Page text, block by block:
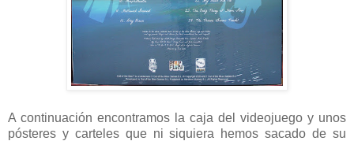
A continuación encontramos la caja del videojuego y unos
pósteres y carteles que ni siquiera hemos sacado de su